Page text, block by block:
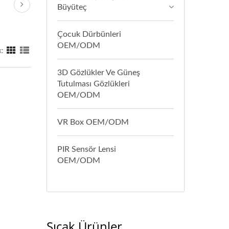
Büyüteç
Çocuk Dürbünleri
OEM/ODM
3D Gözlükler Ve Güneş
Tutulması Gözlükleri
OEM/ODM
VR Box OEM/ODM
PIR Sensör Lensi
OEM/ODM